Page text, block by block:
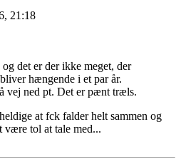
21:18
det er der ikke meget, der
hængende i et par år.
vej ned pt. Det er pænt træls.
at fck falder helt sammen og
være tol at tale med...